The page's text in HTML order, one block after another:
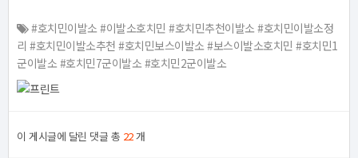
#호치민이발소 #이발소호치민 #호치민추천이발소 #호치민이발소정
리 #호치민이발소추천 #호치민보스이발소 #보스이발소호치민 #호치민1
군이발소 #호치민7군이발소 #호치민2군이발소
이 게시글에 달린 댓글 총 22개